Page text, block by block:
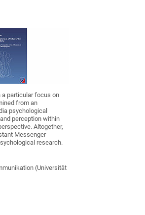
particular focus on
from an
psychological
perception within
Altogether,
Messenger
research.
(Universität